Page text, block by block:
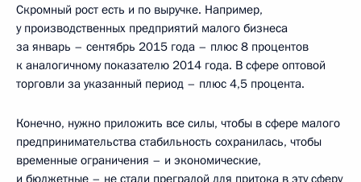
Скромный рост есть и по выручке. Например,
у производственных предприятий малого бизнеса
за январь – сентябрь 2015 года – плюс 8 процентов
к аналогичному показателю 2014 года. В сфере оптовой
торговли за указанный период – плюс 4,5 процента.
Конечно, нужно приложить все силы, чтобы в сфере малого
предпринимательства стабильность сохранилась, чтобы
временные ограничения – и экономические,
и бюджетные – не стали преградой для притока в эту сферу